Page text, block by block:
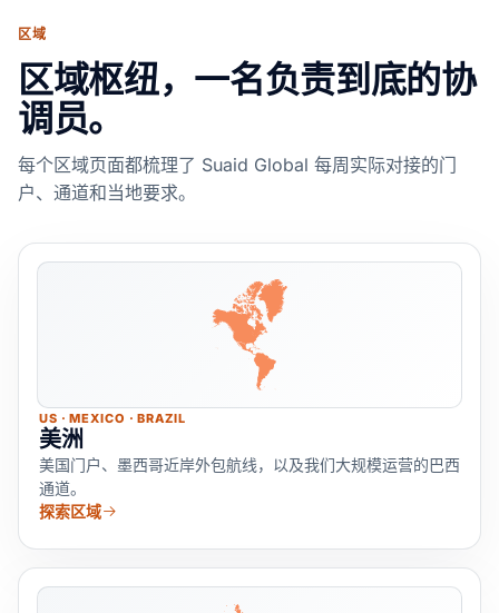
区域
区域枢纽，一名负责到底的协
调员。
每个区域页面都梳理了 Suaid Global 每周实际对接的门
户、通道和当地要求。
US · MEXICO · BRAZIL
美洲
美国门户、墨西哥近岸外包航线，以及我们大规模运营的巴西
通道。
探索区域